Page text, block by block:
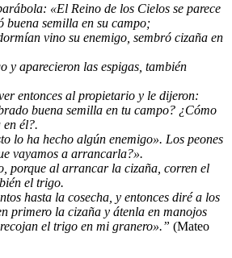
«El Reino de los Cielos se parece
buena semilla en su campo;
vino su enemigo, sembró cizaña en
y aparecieron las espigas, también
entonces al propietario y le dijeron:
buena semilla en tu campo? ¿Cómo
en él?.
lo ha hecho algún enemigo». Los peones
vayamos a arrancarla?».
porque al arrancar la cizaña, corren el
el trigo.
hasta la cosecha, y entonces diré a los
primero la cizaña y átenla en manojos
el trigo en mi granero».” (Mateo